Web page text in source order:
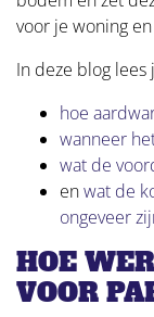
voor je woning
In deze blog lees
hoe
wanneer
wat de
enwat de
ongeveer
HOE
VOOR